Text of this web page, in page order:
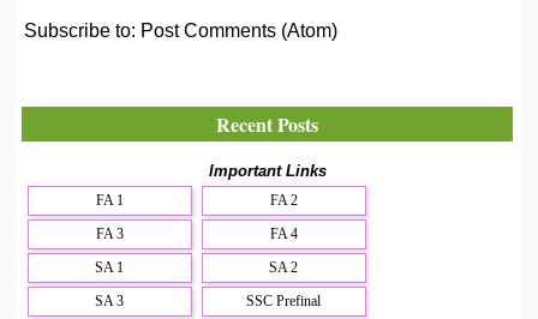
Subscribe to: Post Comments (Atom)
Recent Posts
Important Links
FA 1
FA 2
FA 3
FA 4
SA 1
SA 2
SA 3
SSC Prefinal